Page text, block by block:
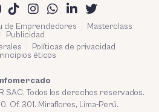
de Emprendedores
Masterclass
Publicidad
Políticas de privacidad
éticos
SAC. Todos los derechos reservados.
Of. 301. Miraflores, Lima-Perú.